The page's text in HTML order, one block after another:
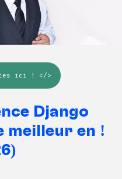
ici ! </>
Django
meilleur en !